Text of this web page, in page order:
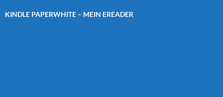
KINDLE PAPERWHITE – MEIN EREADER